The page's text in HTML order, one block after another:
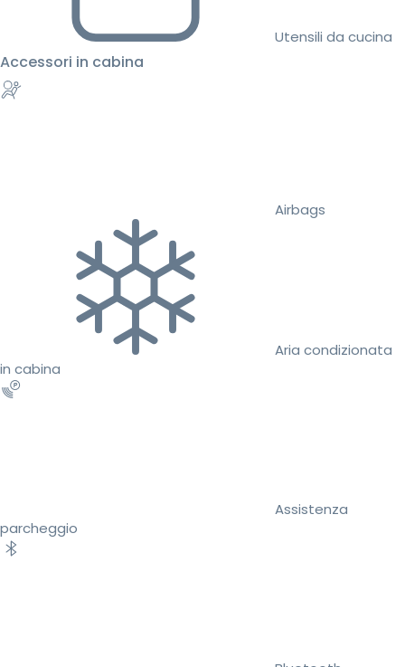
Utensili da cucina
Accessori in cabina
Airbags
Aria condizionata
in cabina
Assistenza
parcheggio